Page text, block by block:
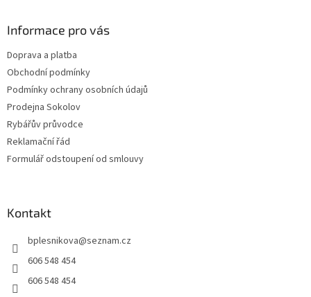
Informace pro vás
Doprava a platba
Obchodní podmínky
Podmínky ochrany osobních údajů
Prodejna Sokolov
Rybářův průvodce
Reklamační řád
Formulář odstoupení od smlouvy
Kontakt
bplesnikova@seznam.cz
606 548 454
606 548 454